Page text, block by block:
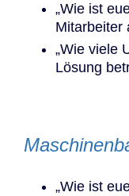
„Wie ist
Mitarbeiter
„Wie viele
Lösung
„Wie ist